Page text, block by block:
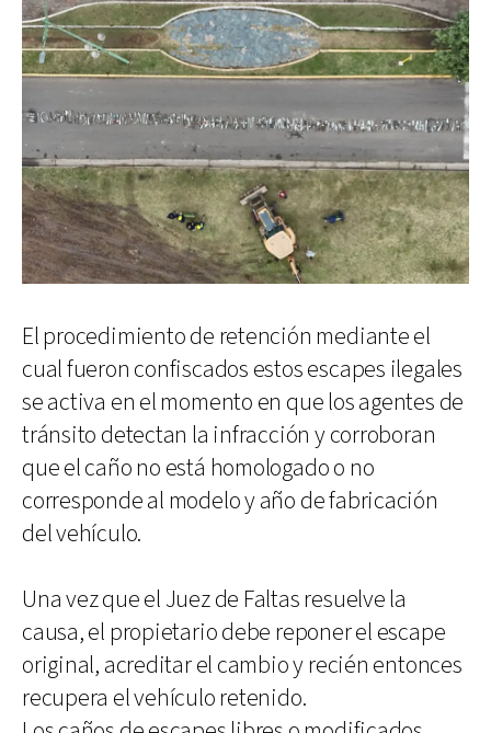
El procedimiento de retención mediante el
cual fueron confiscados estos escapes ilegales
se activa en el momento en que los agentes de
tránsito detectan la infracción y corroboran
que el caño no está homologado o no
corresponde al modelo y año de fabricación
del vehículo.
Una vez que el Juez de Faltas resuelve la
causa, el propietario debe reponer el escape
original, acreditar el cambio y recién entonces
recupera el vehículo retenido.